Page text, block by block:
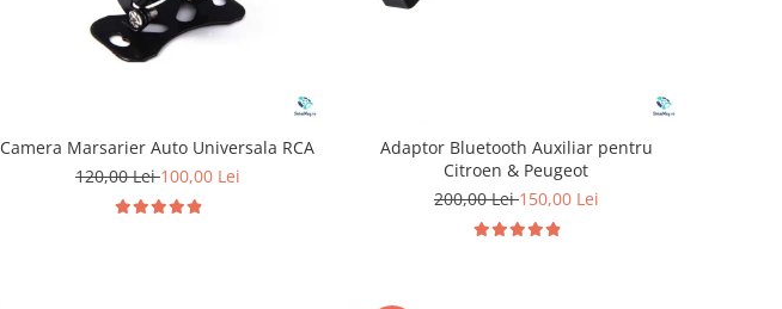
Camera Marsarier Auto Universala RCA
120,00 Lei100,00 Lei
Adaptor Bluetooth Auxiliar pentru
Citroen & Peugeot
200,00 Lei150,00 Lei